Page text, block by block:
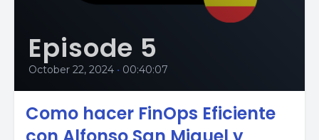
Episode 5
October 22, 2024 • 00:40:07
Como hacer FinOps Eficiente